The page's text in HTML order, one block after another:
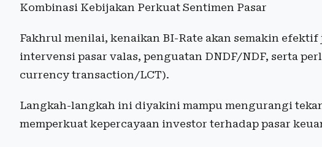
Kombinasi Kebijakan Perkuat Sentimen Pasar
Fakhrul menilai, kenaikan BI-Rate akan semakin
intervensi pasar valas, penguatan DNDF/NDF, serta
currency transaction/LCT).
Langkah-langkah ini diyakini mampu mengurangi
memperkuat kepercayaan investor terhadap pasar